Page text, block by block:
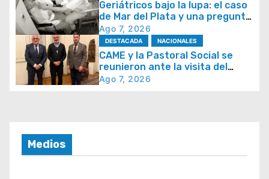
d
e
e
n
t
d
a
Geriátricos bajo la lupa: el caso
de Mar del Plata y una pregunta
que se repite en todo el país
Ago 7, 2026
DESTACADA NACIONALES
CAME y la Pastoral Social se
reunieron ante la visita del
papa León XIV y la Semana
Ago 7, 2026
Medios